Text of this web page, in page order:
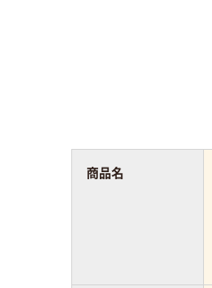
商品名